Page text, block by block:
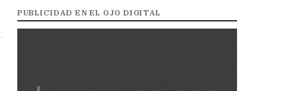
PUBLICIDAD EN EL OJO DIGITAL